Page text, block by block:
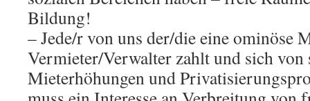
Bildung!
– Jede/r von uns der/die eine ominöse
Vermieter/Verwalter zahlt und sich von
Mieterhöhungen und